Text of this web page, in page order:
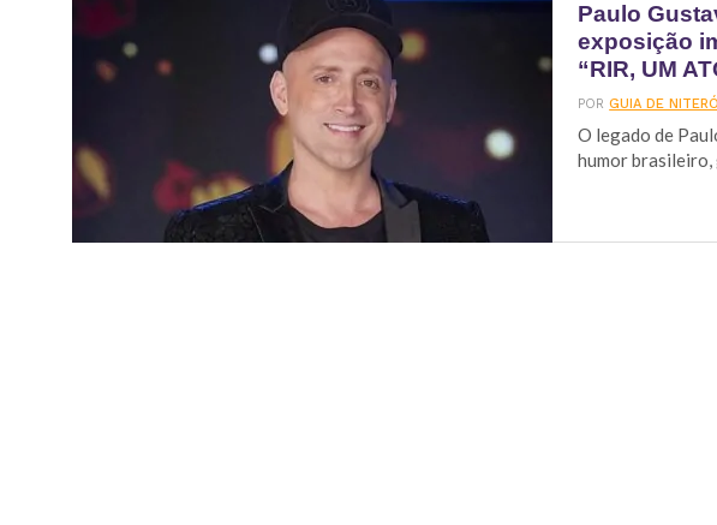
Paulo
exposição
“RIR, UM
PORGUIA DE
O legado de
humor brasileiro,